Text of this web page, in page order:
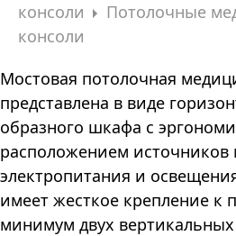
консоли
Потолочные
консоли
Мостовая потолочная
представлена в виде
образного шкафа с
расположением источников
электропитания и
имеет жесткое крепление к
минимум двух